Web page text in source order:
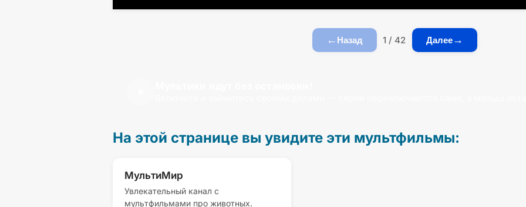
← Назад 1 / 42 Далее→
На этой странице вы увидите эти мультфильмы:
МультиМир
Увлекательный канал с
мультфильмами про животных.